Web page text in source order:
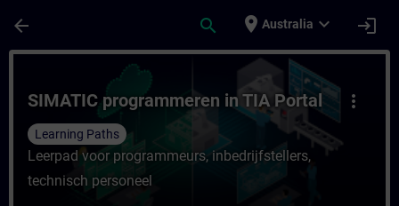
arrow_back search place Australia expand_more login
Course - SIMATIC programmeren in TIA
more_vert
SIMATIC programmeren in TIA Portal
Learning Paths
Leerpad voor programmeurs, inbedrijfstellers,
technisch personeel